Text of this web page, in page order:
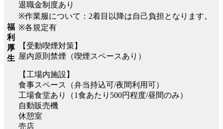
福
利
厚
生
退職金制度あり
※作業服について：2着目以降は自己負担となります。
※各規定有
【受動喫煙対策】
屋内原則禁煙（喫煙スペースあり）
【工場内施設】
食事スペース（弁当持込可/夜間利用可）
工場食堂あり（1食あたり500円程度/昼間のみ）
自動販売機
休憩室
売店